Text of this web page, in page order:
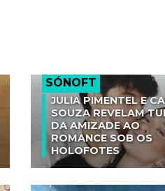
SÓNOFT
JULIA PIMENTEL E
SOUZA REVELAM
DA AMIZADE AO
ROMANCE SOB OS
HOLOFOTES